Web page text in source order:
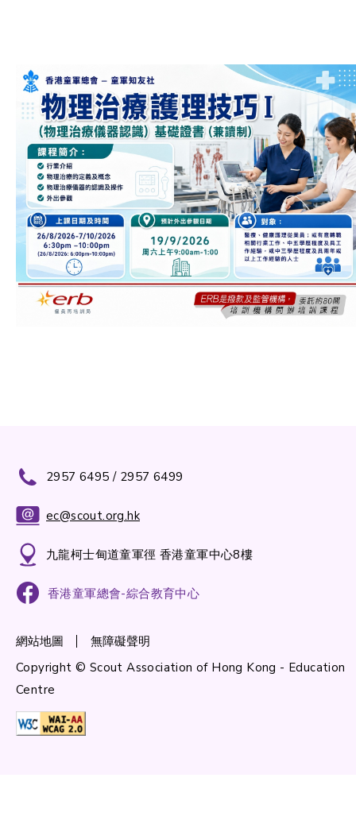
2957 6495 / 2957 6499
ec@scout.org.hk
九龍柯士甸道童軍徑 香港童軍中心8樓
香港童軍總會-綜合教育中心
網站地圖
無障礙聲明
Copyright © Scout Association of Hong Kong - Education
Centre